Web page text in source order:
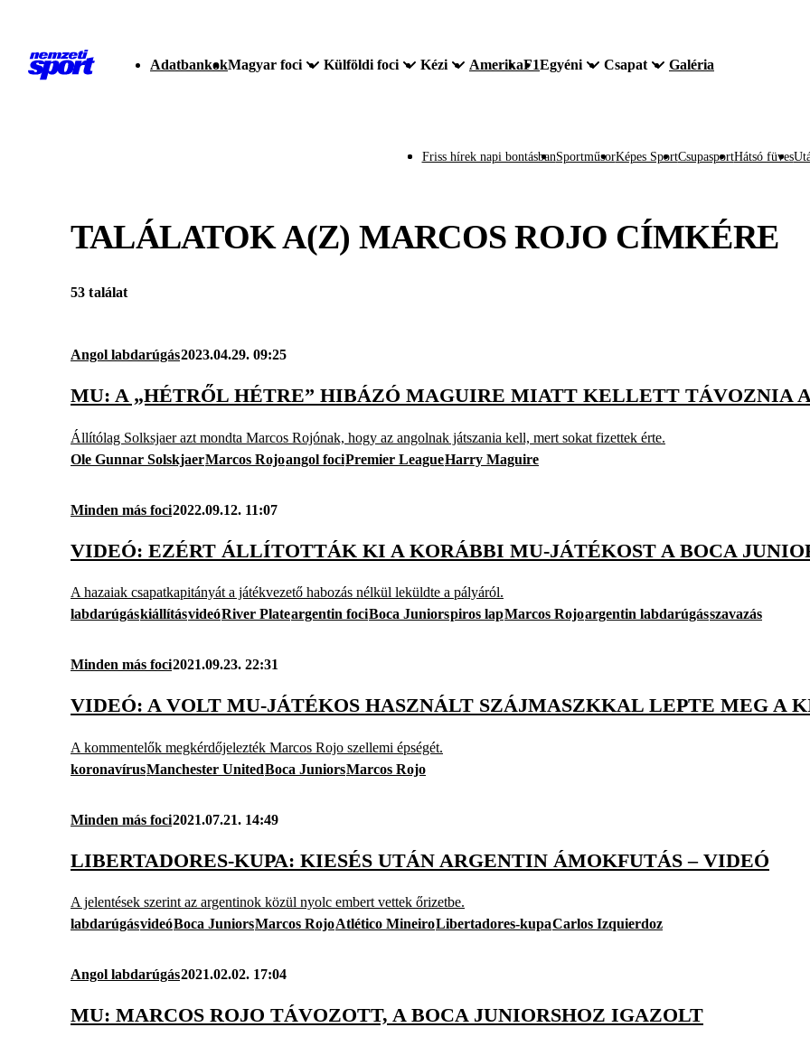
AdatbankokMagyar foci Külföldi foci Kézi AmerikaF1Egyéni Csapat Galéria
Friss hírek napi bontásbanSportműsorKépes SportCsupasportHátsó füves
TALÁLATOK A(Z) MARCOS ROJO CÍMKÉRE
53 találat
Angol labdarúgás2023.04.29. 09:25
MU: A „HÉTRŐL HÉTRE” HIBÁZÓ MAGUIRE MIATT KELLETT TÁVOZNIA
Állítólag Solksjaer azt mondta Marcos Rojónak, hogy az angolnak játszania kell, mert sokat fizettek érte.
Ole Gunnar SolskjaerMarcos Rojoangol fociPremier LeagueHarry Maguire
Minden más foci2022.09.12. 11:07
VIDEÓ: EZÉRT ÁLLÍTOTTÁK KI A KORÁBBI MU-JÁTÉKOST A BOCA
A hazaiak csapatkapitányát a játékvezető habozás nélkül leküldte a pályáról.
labdarúgáskiállításvideóRiver Plateargentin fociBoca Juniorspiros lapMarcos Rojoargentin labdarúgásszavazás
Minden más foci2021.09.23. 22:31
VIDEÓ: A VOLT MU-JÁTÉKOS HASZNÁLT SZÁJMASZKKAL LEPTE MEG A
A kommentelők megkérdőjelezték Marcos Rojo szellemi épségét.
koronavírusManchester UnitedBoca JuniorsMarcos Rojo
Minden más foci2021.07.21. 14:49
LIBERTADORES-KUPA: KIESÉS UTÁN ARGENTIN ÁMOKFUTÁS – VIDEÓ
A jelentések szerint az argentinok közül nyolc embert vettek őrizetbe.
labdarúgásvideóBoca JuniorsMarcos RojoAtlético MineiroLibertadores-kupaCarlos Izquierdoz
Angol labdarúgás2021.02.02. 17:04
MU: MARCOS ROJO TÁVOZOTT, A BOCA JUNIORSHOZ IGAZOLT